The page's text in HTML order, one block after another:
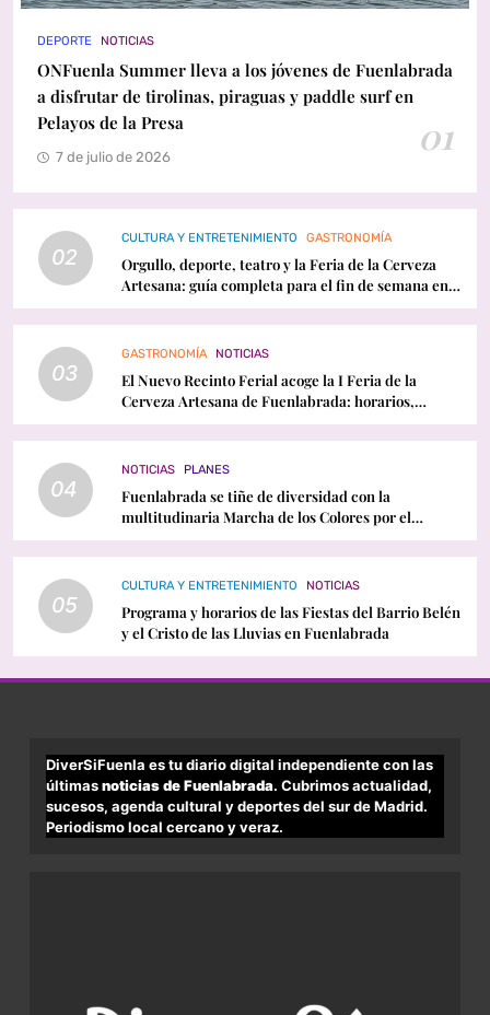
DEPORTE NOTICIAS
ONFuenla Summer lleva a los jóvenes de Fuenlabrada
a disfrutar de tirolinas, piraguas y paddle surf en
Pelayos de la Presa
01
7 de julio de 2026
02
CULTURA Y ENTRETENIMIENTO GASTRONOMÍA
Orgullo, deporte, teatro y la Feria de la Cerveza
Artesana: guía completa para el fin de semana en
Fuenlabrada
03
GASTRONOMÍA NOTICIAS
El Nuevo Recinto Ferial acoge la I Feria de la
Cerveza Artesana de Fuenlabrada: horarios,
conciertos y programación
04
NOTICIAS PLANES
Fuenlabrada se tiñe de diversidad con la
multitudinaria Marcha de los Colores por el
Orgullo LGTBI
05
CULTURA Y ENTRETENIMIENTO NOTICIAS
Programa y horarios de las Fiestas del Barrio Belén
y el Cristo de las Lluvias en Fuenlabrada
DiverSiFuenla es tu diario digital independiente con las
últimasnoticias de Fuenlabrada. Cubrimos actualidad,
sucesos, agenda cultural y deportes del sur de Madrid.
Periodismo local cercano y veraz.